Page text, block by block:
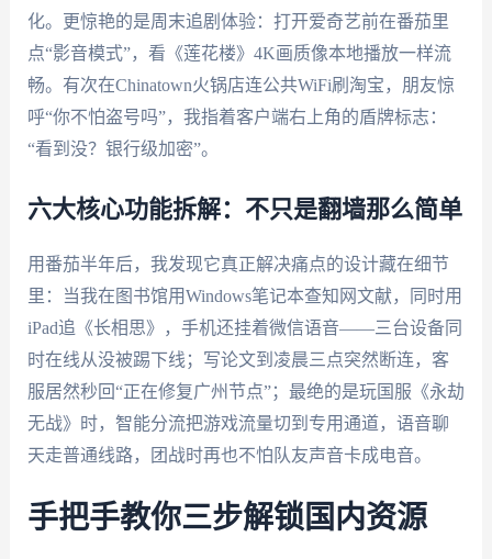
化。更惊艳的是周末追剧体验：打开爱奇艺前在番茄里
点“影音模式”，看《莲花楼》4K画质像本地播放一样流
畅。有次在Chinatown火锅店连公共WiFi刷淘宝，朋友惊
呼“你不怕盗号吗”，我指着客户端右上角的盾牌标志：
“看到没？银行级加密”。
六大核心功能拆解：不只是翻墙那么简单
用番茄半年后，我发现它真正解决痛点的设计藏在细节
里：当我在图书馆用Windows笔记本查知网文献，同时用
iPad追《长相思》，手机还挂着微信语音——三台设备同
时在线从没被踢下线；写论文到凌晨三点突然断连，客
服居然秒回“正在修复广州节点”；最绝的是玩国服《永劫
无战》时，智能分流把游戏流量切到专用通道，语音聊
天走普通线路，团战时再也不怕队友声音卡成电音。
手把手教你三步解锁国内资源